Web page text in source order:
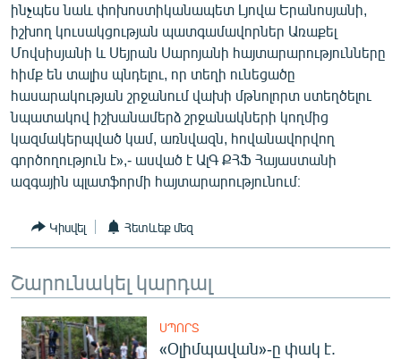
English
Русский
ՀԵՏԵՎԵՔ ՄԵԶ
ինչպես նաև փոխոստիկանապետ Լյովա Երանոսյանի,
իշխող կուսակցության պատգամավորներ Առաքել
Մովսիսյանի և Սեյրան Սարոյանի հայտարարությունները
հիմք են տալիս պնդելու, որ տեղի ունեցածը
հասարակության շրջանում վախի մթնոլորտ ստեղծելու
նպատակով իշխանամերձ շրջանակների կողմից
կազմակերպված կամ, առնվազն, հովանավորվող
գործողություն է»,- ասված է ԱլԳ ՔՀՖ Հայաստանի
ազգային պլատֆորմի հայտարարությունում։
Կիսվել Հետևեք մեզ
Շարունակել կարդալ
ՍՊՈՐՏ
«Օլիմպավան»-ը փակ է.